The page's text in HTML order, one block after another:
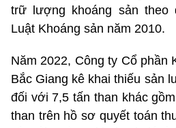
trữ lượng khoáng sản
Luật Khoáng sản năm 2010.
Năm 2022, Công ty Cổ phần
Bắc Giang kê khai thiếu sản
đối với 7,5 tấn than khác
than trên hồ sơ quyết toán